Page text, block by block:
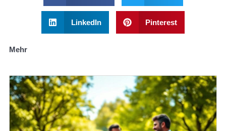
LinkedIn Pinterest
Mehr